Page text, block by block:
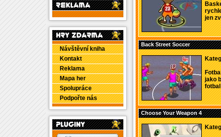
Návštěvní kniha
Kontakt
Reklama
Mapa her
Spolupráce
Podpořte nás
jen
Back Street Soccer
jako
Choose Your Weapon 4